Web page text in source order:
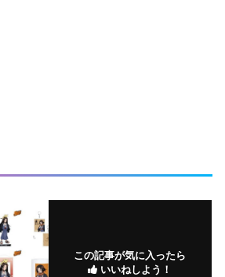
この記事が気に入ったら
いいねしよう！